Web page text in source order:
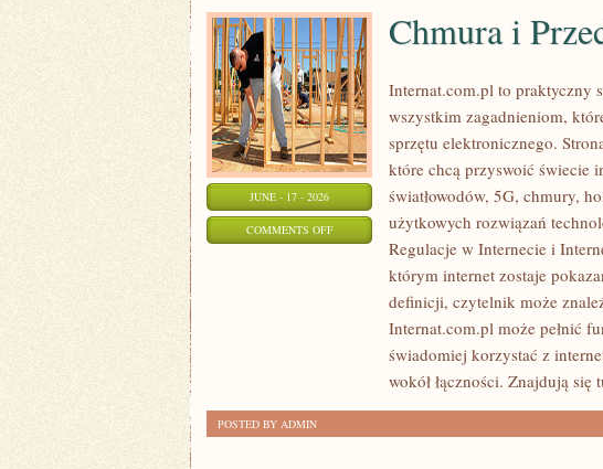
JUNE - 17 - 2026
COMMENTS OFFON
PRZECHOWYWANIE
Chmura i
Internat.com.pl to praktyczny
wszystkim zagadnieniom,
sprzętu elektronicznego.
które chcą przyswoić świecie
światłowodów, 5G, chmury,
użytkowych rozwiązań
Regulacje w Internecie i
którym internet zostaje
definicji, czytelnik może
Internat.com.pl może pełnić
świadomiej korzystać z
wokół łączności. Znajdują się
POSTED BY ADMIN